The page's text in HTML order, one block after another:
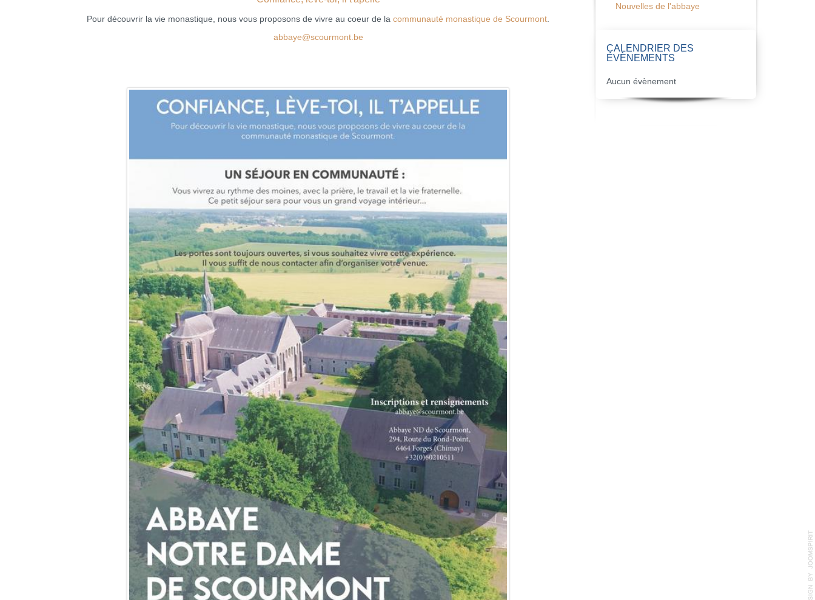
Pour découvrir la vie monastique, nous vous proposons de vivre au coeur de la communauté monastique de Scourmont.
abbaye@scourmont.be
Nouvelles de l'abbaye
CALENDRIER DES
ÉVÈNEMENTS
Aucun évènement